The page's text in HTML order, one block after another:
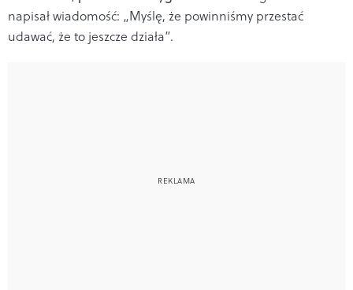
napisał wiadomość: „Myślę, że powinniśmy przestać
udawać, że to jeszcze działa”.